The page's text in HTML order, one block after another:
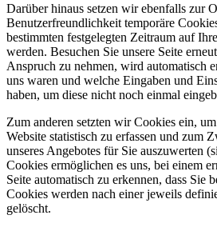
Darüber hinaus setzen wir ebenfalls zur
Benutzerfreundlichkeit temporäre
bestimmten festgelegten Zeitraum auf
werden. Besuchen Sie unsere Seite
Anspruch zu nehmen, wird automatisch
uns waren und welche Eingaben und
haben, um diese nicht noch einmal
Zum anderen setzten wir Cookies ein,
Website statistisch zu erfassen und zum
unseres Angebotes für Sie auszuwerten
Cookies ermöglichen es uns, bei einem
Seite automatisch zu erkennen, dass Sie
Cookies werden nach einer jeweils
gelöscht.